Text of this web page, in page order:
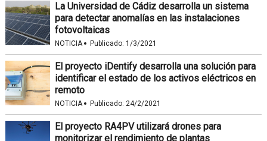
La Universidad de Cádiz desarrolla un sistema
para detectar anomalías en las instalaciones
fotovoltaicas
NOTICIA· Publicado: 1/3/2021
El proyecto iDentify desarrolla una solución para
identificar el estado de los activos eléctricos en
remoto
NOTICIA· Publicado: 24/2/2021
El proyecto RA4PV utilizará drones para
monitorizar el rendimiento de plantas